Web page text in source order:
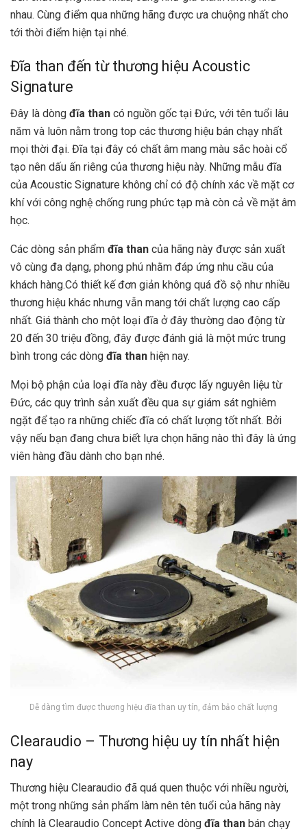
nhau. Cùng điểm qua những hãng được ưa chuộng nhất cho
tới thời điểm hiện tại nhé.
Đĩa than đến từ thương hiệu Acoustic
Signature
Đây là dòng đĩa than có nguồn gốc tại Đức, với tên tuổi lâu
năm và luôn nằm trong top các thương hiệu bán chạy nhất
mọi thời đại. Đĩa tại đây có chất âm mang màu sắc hoài cổ
tạo nên dấu ấn riêng của thương hiệu này. Những mẫu đĩa
của Acoustic Signature không chỉ có độ chính xác về mặt cơ
khí với công nghệ chống rung phức tạp mà còn cả về mặt âm
học.
Các dòng sản phẩm đĩa than của hãng này được sản xuất
vô cùng đa dạng, phong phú nhằm đáp ứng nhu cầu của
khách hàng.Có thiết kế đơn giản không quá đồ sộ như nhiều
thương hiệu khác nhưng vẫn mang tới chất lượng cao cấp
nhất. Giá thành cho một loại đĩa ở đây thường dao động từ
20 đến 30 triệu đồng, đây được đánh giá là một mức trung
bình trong các dòng đĩa than hiện nay.
Mọi bộ phận của loại đĩa này đều được lấy nguyên liệu từ
Đức, các quy trình sản xuất đều qua sự giám sát nghiêm
ngặt để tạo ra những chiếc đĩa có chất lượng tốt nhất. Bởi
vậy nếu bạn đang chưa biết lựa chọn hãng nào thì đây là ứng
viên hàng đầu dành cho bạn nhé.
Dễ dàng tìm được thương hiệu đĩa than uy tín, đảm bảo chất lượng
Clearaudio – Thương hiệu uy tín nhất hiện
nay
Thương hiệu Clearaudio đã quá quen thuộc với nhiều người,
một trong những sản phẩm làm nên tên tuổi của hãng này
chính là Clearaudio Concept Active dòng đĩa than bán chạy